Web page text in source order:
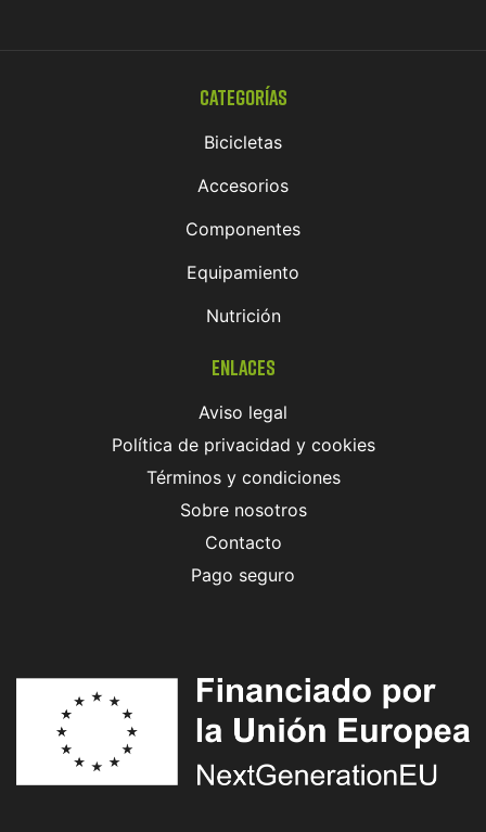
Categorías
Bicicletas
Accesorios
Componentes
Equipamiento
Nutrición
Enlaces
Aviso legal
Política de privacidad y cookies
Términos y condiciones
Sobre nosotros
Contacto
Pago seguro